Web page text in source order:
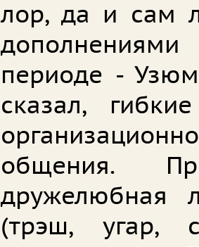
лор, да и сам
периоде -
сказал,
общения.
дружелюбная
(трэш, угар,